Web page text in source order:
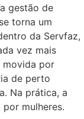
gestão de
torna um
da Servfaz,
vez mais
movida por
de perto
Na prática, a
mulheres.